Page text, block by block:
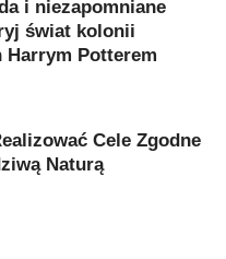
i niezapomniane
świat kolonii
Harrym Potterem
Cele Zgodne
Naturą